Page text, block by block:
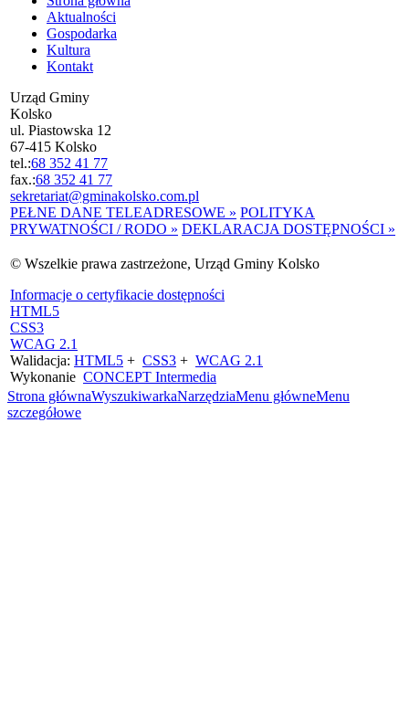
Aktualności
Gospodarka
Kultura
Kontakt
Urząd Gminy
Kolsko
ul. Piastowska 12
67-415 Kolsko
tel.:68 352 41 77
fax.:68 352 41 77
sekretariat@gminakolsko.com.pl
PEŁNE DANE TELEADRESOWE » POLITYKA
PRYWATNOŚCI / RODO » DEKLARACJA DOSTĘPNOŚCI »
© Wszelkie prawa zastrzeżone, Urząd Gminy Kolsko
Informacje o certyfikacie dostępności
HTML5
CSS3
WCAG 2.1
Walidacja: HTML5 + CSS3 + WCAG 2.1
Wykonanie CONCEPT Intermedia
Strona głównaWyszukiwarkaNarzędziaMenu główneMenu
szczegółowe